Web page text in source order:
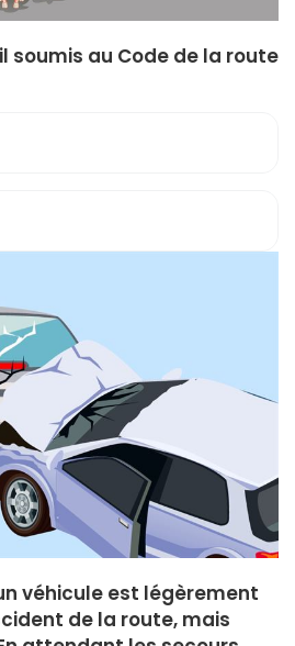
soumis au Code de la route
véhicule est légèrement
de la route, mais